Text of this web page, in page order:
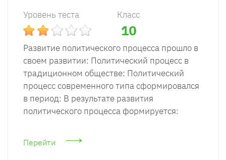
Уровень теста Класс
10
Развитие политического процесса прошло в
своем развитии: Политический процесс в
традиционном обществе: Политический
процесс современного типа сформировался
в период: В результате развития
политического процесса формируется:
Перейти